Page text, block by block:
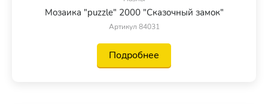
Мозаика "puzzle" 2000 "Сказочный замок"
Артикул 84031
Подробнее